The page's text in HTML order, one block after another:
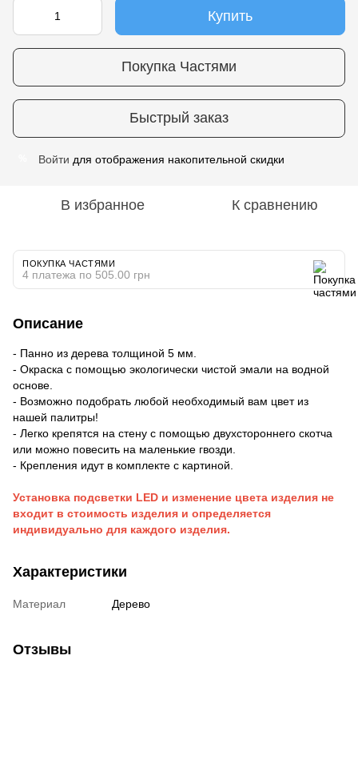
Купить
Покупка Частями
Быстрый заказ
Войти для отображения накопительной скидки
В избранное К сравнению
ПОКУПКА ЧАСТЯМИ
4 платежа по 505.00 грн
Описание
- Панно из дерева толщиной 5 мм.
- Окраска с помощью экологически чистой эмали на водной
основе.
- Возможно подобрать любой необходимый вам цвет из
нашей палитры!
- Легко крепятся на стену с помощью двухстороннего скотча
или можно повесить на маленькие гвозди.
- Крепления идут в комплекте с картиной.
Установка подсветки LED и изменение цвета изделия не
входит в стоимость изделия и определяется
индивидуально для каждого изделия.
Характеристики
Материал Дерево
Отзывы